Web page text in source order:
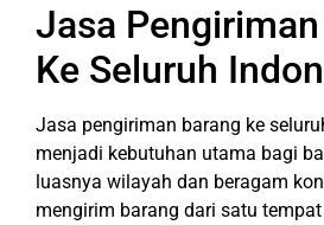
Jasa
Ke Seluruh
Jasa pengiriman barang ke
menjadi kebutuhan utama bagi
luasnya wilayah dan beragam
mengirim barang dari satu